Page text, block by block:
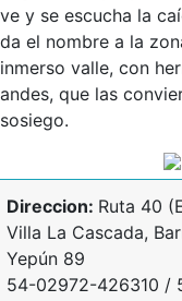
ve y se escucha la
da el nombre a la
inmerso valle, con
andes, que las
sosiego.
Direccion: Ruta 40
Villa La Cascada,
Yepún 89
54-02972-426310 /